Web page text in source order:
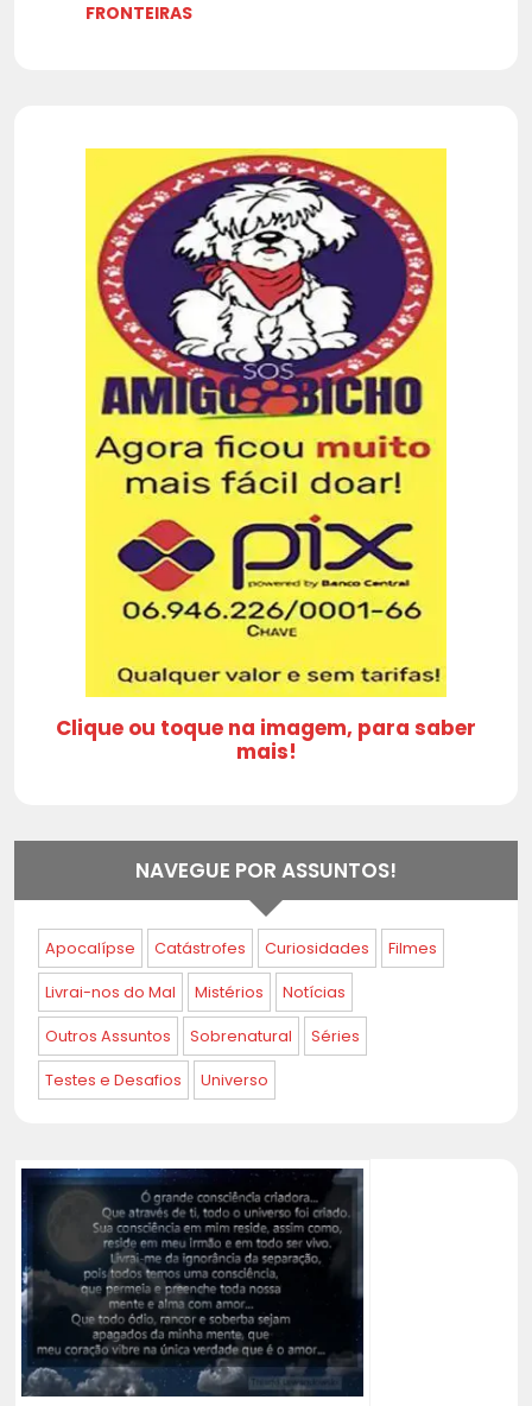
FRONTEIRAS
Clique ou toque na imagem, para saber
mais!
NAVEGUE POR ASSUNTOS!
Apocalípse Catástrofes Curiosidades Filmes
Livrai-nos do Mal Mistérios Notícias
Outros Assuntos Sobrenatural Séries
Testes e Desafios Universo